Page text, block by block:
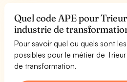
Quel code APE pour
industrie de
Pour savoir quel ou quels sont
possibles pour le métier de
de transformation.